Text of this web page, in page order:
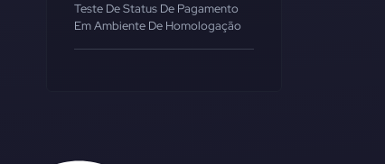
Teste De Status De Pagamento
Em Ambiente De Homologação